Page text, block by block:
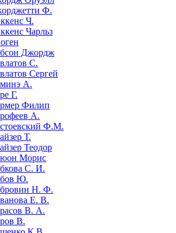
Ф.
Ч.
Чарльз
Джордж
С.
Сергей
А.
Г.
Филип
А.
Ф.М.
Т.
Теодор
Морис
С. И.
Ю.
Н. Ф.
Е. В.
В. А.
В.